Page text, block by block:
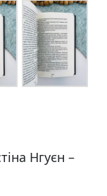
Нгуєн –